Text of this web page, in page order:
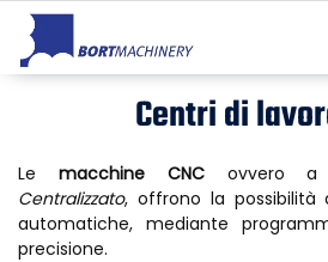
Centri di
Le macchine CNC ovvero a
Centralizzato, offrono la possibilità
automatiche, mediante
precisione.